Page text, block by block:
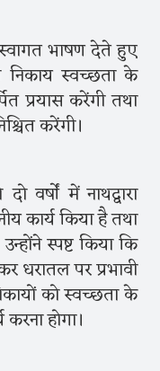
भाषण देते हुए
स्वच्छता के
प्रयास करेंगी तथा
करेंगी।
में नाथद्वारा
कार्य किया है तथा
स्पष्ट किया कि
धरातल पर प्रभावी
को स्वच्छता के
होगा।